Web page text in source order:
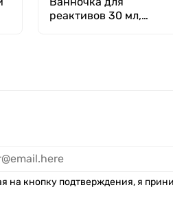
реактивов 30 мл,
на кнопку подтверждения, я